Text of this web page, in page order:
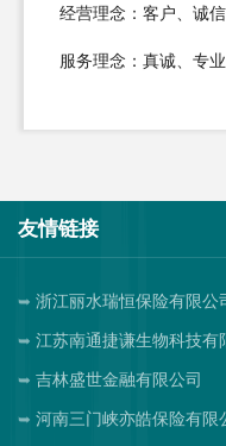
经营理念：客户、诚
服务理念：真诚、专
友情链接
浙江丽水瑞恒保险有限公
江苏南通捷谦生物科技有
吉林盛世金融有限公司
河南三门峡亦皓保险有限